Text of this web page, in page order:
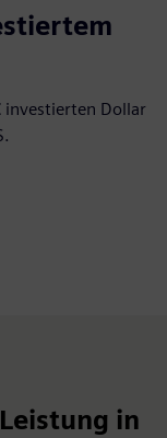
investierten Dollar
in